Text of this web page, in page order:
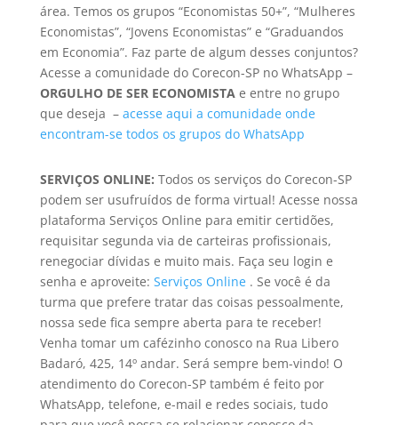
área. Temos os grupos “Economistas 50+”, “Mulheres
Economistas”, “Jovens Economistas” e “Graduandos
em Economia”. Faz parte de algum desses conjuntos?
Acesse a comunidade do Corecon-SP no WhatsApp –
ORGULHO DE SER ECONOMISTA e entre no grupo
que deseja – acesse aqui a comunidade onde
encontram-se todos os grupos do WhatsApp
SERVIÇOS ONLINE: Todos os serviços do Corecon-SP
podem ser usufruídos de forma virtual! Acesse nossa
plataforma Serviços Online para emitir certidões,
requisitar segunda via de carteiras profissionais,
renegociar dívidas e muito mais. Faça seu login e
senha e aproveite: Serviços Online . Se você é da
turma que prefere tratar das coisas pessoalmente,
nossa sede fica sempre aberta para te receber!
Venha tomar um cafézinho conosco na Rua Libero
Badaró, 425, 14º andar. Será sempre bem-vindo! O
atendimento do Corecon-SP também é feito por
WhatsApp, telefone, e-mail e redes sociais, tudo